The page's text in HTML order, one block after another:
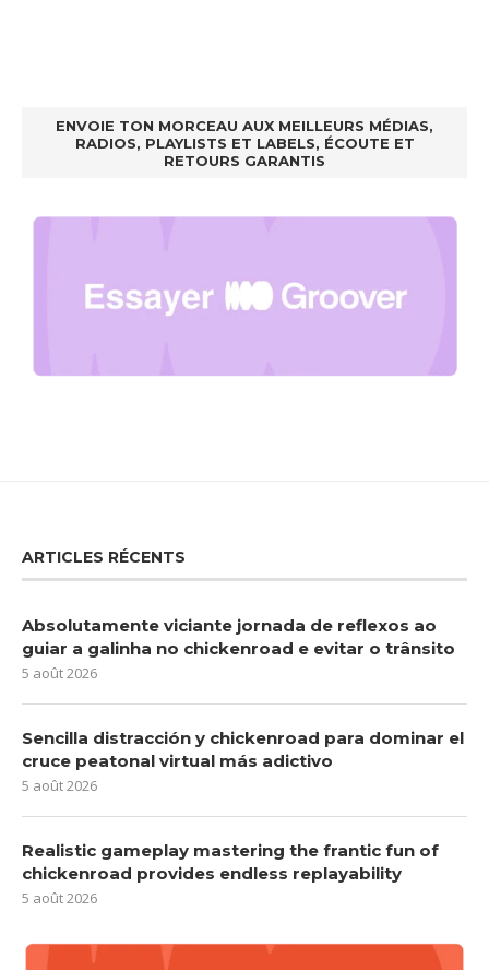
ENVOIE TON MORCEAU AUX MEILLEURS MÉDIAS,
RADIOS, PLAYLISTS ET LABELS, ÉCOUTE ET
RETOURS GARANTIS
ARTICLES RÉCENTS
Absolutamente viciante jornada de reflexos ao
guiar a galinha no chickenroad e evitar o trânsito
5 août 2026
Sencilla distracción y chickenroad para dominar el
cruce peatonal virtual más adictivo
5 août 2026
Realistic gameplay mastering the frantic fun of
chickenroad provides endless replayability
5 août 2026